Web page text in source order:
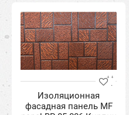
Изоляционная
фасадная панель MF